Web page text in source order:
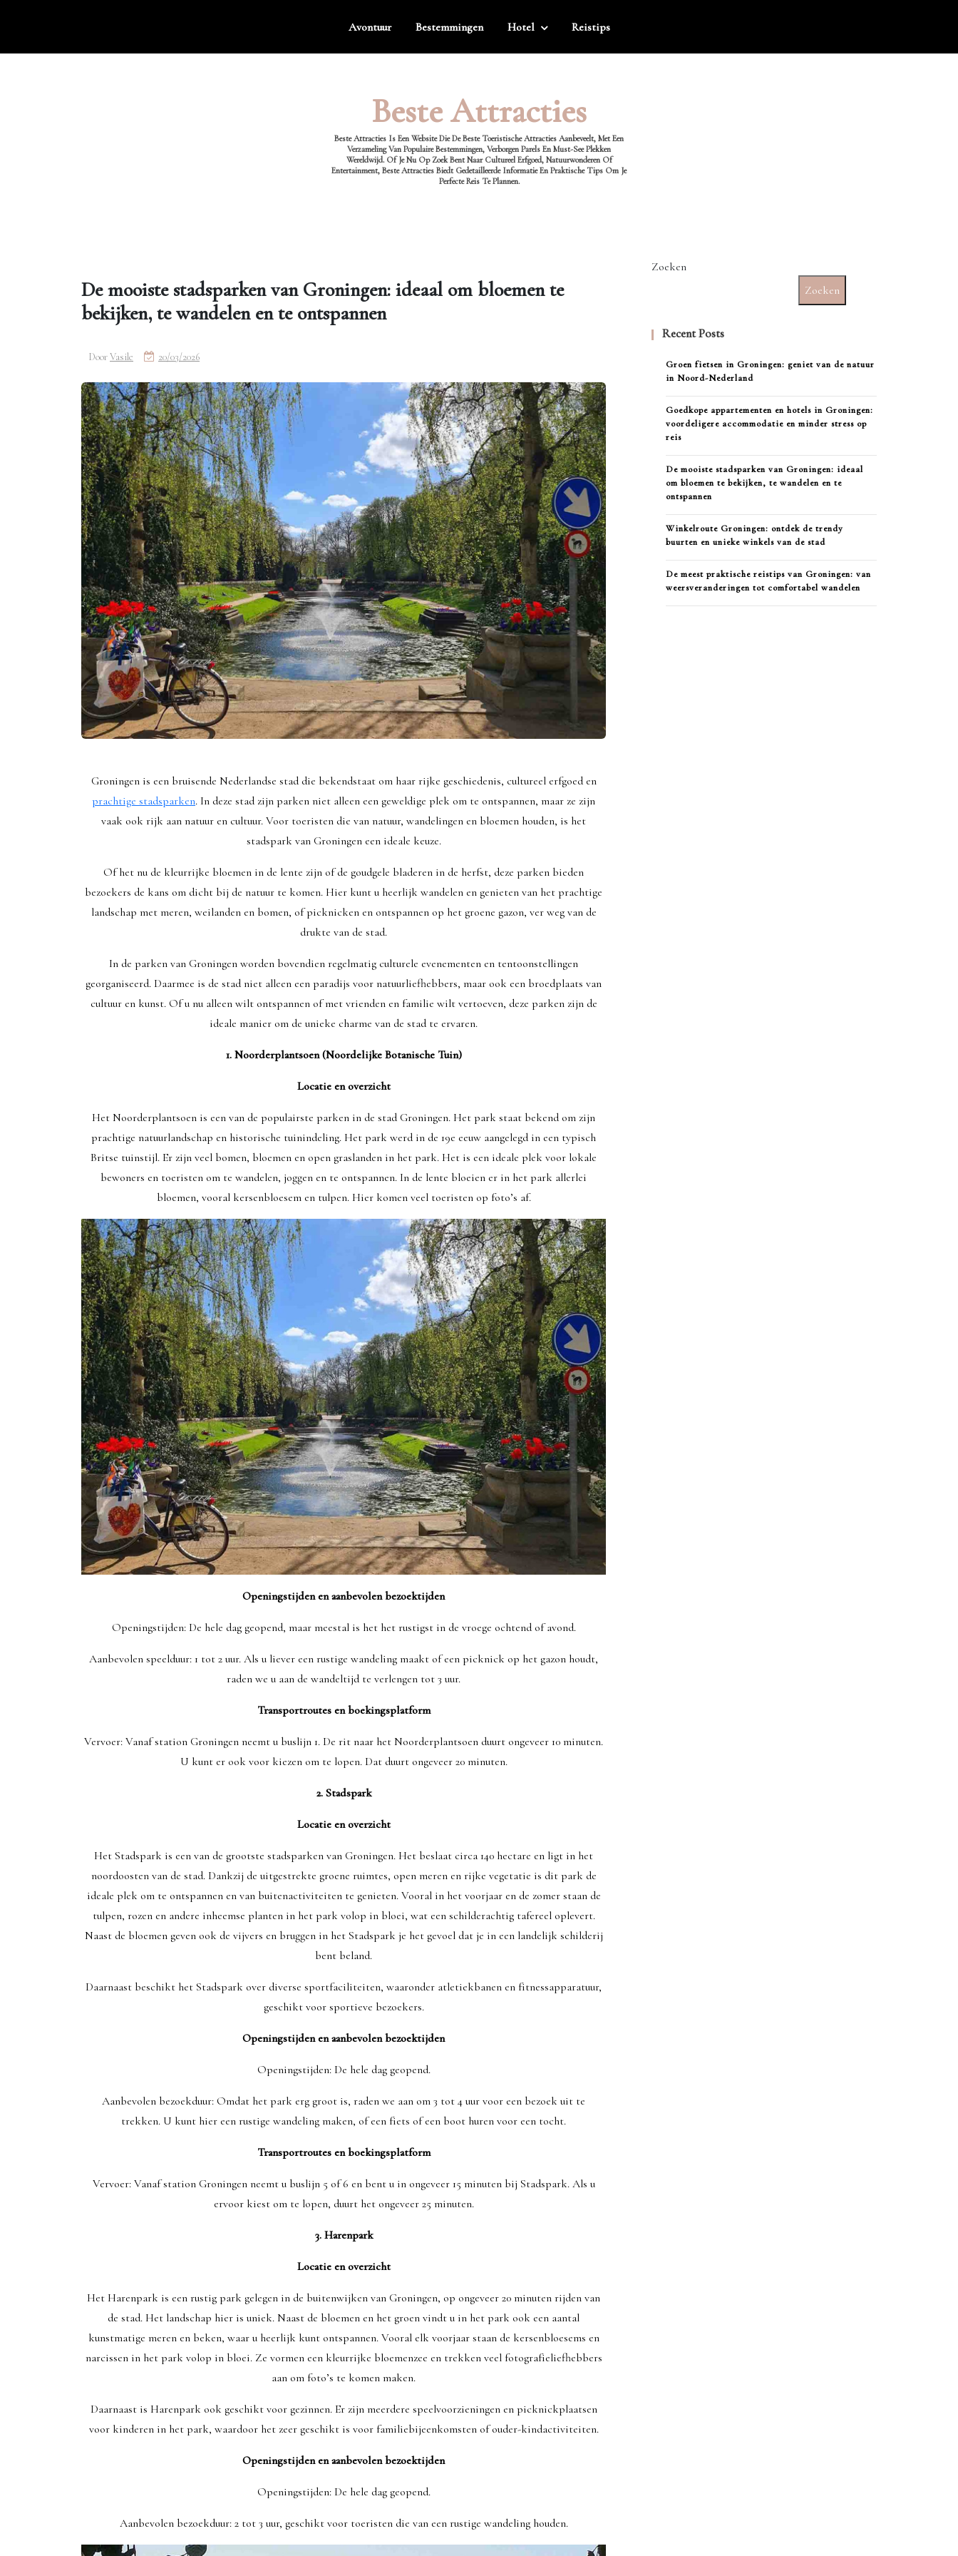
Avontuur Bestemmingen Hotel Reistips
Beste Attracties
Beste Attracties Is Een Website Die De Beste Toeristische Attracties Aanbeveelt, Met Een
Verzameling Van Populaire Bestemmingen, Verborgen Parels En Must-See Plekken
Wereldwijd. Of Je Nu Op Zoek Bent Naar Cultureel Erfgoed, Natuurwonderen Of
Entertainment, Beste Attracties Biedt Gedetailleerde Informatie En Praktische Tips Om Je
Perfecte Reis Te Plannen.
De mooiste stadsparken van Groningen: ideaal om bloemen te
bekijken, te wandelen en te ontspannen
DoorVasile 20/03/2026
Groningen is een bruisende Nederlandse stad die bekendstaat om haar rijke geschiedenis, cultureel erfgoed en
prachtige stadsparken. In deze stad zijn parken niet alleen een geweldige plek om te ontspannen, maar ze zijn
vaak ook rijk aan natuur en cultuur. Voor toeristen die van natuur, wandelingen en bloemen houden, is het
stadspark van Groningen een ideale keuze.
Of het nu de kleurrijke bloemen in de lente zijn of de goudgele bladeren in de herfst, deze parken bieden
bezoekers de kans om dicht bij de natuur te komen. Hier kunt u heerlijk wandelen en genieten van het prachtige
landschap met meren, weilanden en bomen, of picknicken en ontspannen op het groene gazon, ver weg van de
drukte van de stad.
In de parken van Groningen worden bovendien regelmatig culturele evenementen en tentoonstellingen
georganiseerd. Daarmee is de stad niet alleen een paradijs voor natuurliefhebbers, maar ook een broedplaats van
cultuur en kunst. Of u nu alleen wilt ontspannen of met vrienden en familie wilt vertoeven, deze parken zijn de
ideale manier om de unieke charme van de stad te ervaren.
1. Noorderplantsoen (Noordelijke Botanische Tuin)
Locatie en overzicht
Het Noorderplantsoen is een van de populairste parken in de stad Groningen. Het park staat bekend om zijn
prachtige natuurlandschap en historische tuinindeling. Het park werd in de 19e eeuw aangelegd in een typisch
Britse tuinstijl. Er zijn veel bomen, bloemen en open graslanden in het park. Het is een ideale plek voor lokale
bewoners en toeristen om te wandelen, joggen en te ontspannen. In de lente bloeien er in het park allerlei
bloemen, vooral kersenbloesem en tulpen. Hier komen veel toeristen op foto’s af.
Openingstijden en aanbevolen bezoektijden
Openingstijden: De hele dag geopend, maar meestal is het het rustigst in de vroege ochtend of avond.
Aanbevolen speelduur: 1 tot 2 uur. Als u liever een rustige wandeling maakt of een picknick op het gazon houdt,
raden we u aan de wandeltijd te verlengen tot 3 uur.
Transportroutes en boekingsplatform
Vervoer: Vanaf station Groningen neemt u buslijn 1. De rit naar het Noorderplantsoen duurt ongeveer 10 minuten.
U kunt er ook voor kiezen om te lopen. Dat duurt ongeveer 20 minuten.
2. Stadspark
Locatie en overzicht
Het Stadspark is een van de grootste stadsparken van Groningen. Het beslaat circa 140 hectare en ligt in het
noordoosten van de stad. Dankzij de uitgestrekte groene ruimtes, open meren en rijke vegetatie is dit park de
ideale plek om te ontspannen en van buitenactiviteiten te genieten. Vooral in het voorjaar en de zomer staan ​​de
tulpen, rozen en andere inheemse planten in het park volop in bloei, wat een schilderachtig tafereel oplevert.
Naast de bloemen geven ook de vijvers en bruggen in het Stadspark je het gevoel dat je in een landelijk schilderij
bent beland.
Daarnaast beschikt het Stadspark over diverse sportfaciliteiten, waaronder atletiekbanen en fitnessapparatuur,
geschikt voor sportieve bezoekers.
Openingstijden en aanbevolen bezoektijden
Openingstijden: De hele dag geopend.
Aanbevolen bezoekduur: Omdat het park erg groot is, raden we aan om 3 tot 4 uur voor een bezoek uit te
trekken. U kunt hier een rustige wandeling maken, of een fiets of een boot huren voor een tocht.
Transportroutes en boekingsplatform
Vervoer: Vanaf station Groningen neemt u buslijn 5 of 6 en bent u in ongeveer 15 minuten bij Stadspark. Als u
ervoor kiest om te lopen, duurt het ongeveer 25 minuten.
3. Harenpark
Locatie en overzicht
Het Harenpark is een rustig park gelegen in de buitenwijken van Groningen, op ongeveer 20 minuten rijden van
de stad. Het landschap hier is uniek. Naast de bloemen en het groen vindt u in het park ook een aantal
kunstmatige meren en beken, waar u heerlijk kunt ontspannen. Vooral elk voorjaar staan ​​de kersenbloesems en
narcissen in het park volop in bloei. Ze vormen een kleurrijke bloemenzee en trekken veel fotografieliefhebbers
aan om foto’s te komen maken.
Daarnaast is Harenpark ook geschikt voor gezinnen. Er zijn meerdere speelvoorzieningen en picknickplaatsen
voor kinderen in het park, waardoor het zeer geschikt is voor familiebijeenkomsten of ouder-kindactiviteiten.
Openingstijden en aanbevolen bezoektijden
Openingstijden: De hele dag geopend.
Aanbevolen bezoekduur: 2 tot 3 uur, geschikt voor toeristen die van een rustige wandeling houden.
Zoeken
Zoeken
Recent Posts
Groen fietsen in Groningen: geniet van de natuur
in Noord-Nederland
Goedkope appartementen en hotels in Groningen:
voordeligere accommodatie en minder stress op
reis
De mooiste stadsparken van Groningen: ideaal
om bloemen te bekijken, te wandelen en te
ontspannen
Winkelroute Groningen: ontdek de trendy
buurten en unieke winkels van de stad
De meest praktische reistips van Groningen: van
weersveranderingen tot comfortabel wandelen